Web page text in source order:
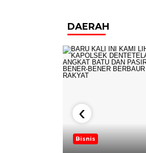
DAERAH
Bisnis
‹